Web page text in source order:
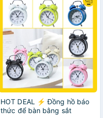
HOT DEAL ⚡ Đồng hồ báo
thức để bàn bằng sắt